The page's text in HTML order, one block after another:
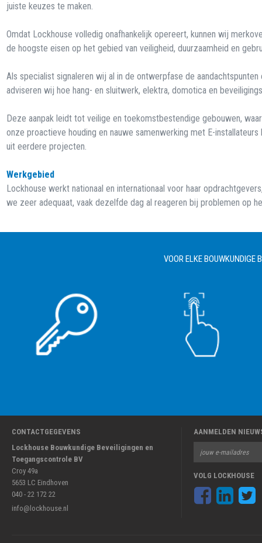
juiste keuzes te maken.
Omdat Lockhouse volledig onafhankelijk opereert, kunnen wij
de hoogste eisen op het gebied van veiligheid, duurzaamheid en
Als specialist signaleren wij al in de ontwerpfase de
adviseren wij hoe hang- en sluitwerk, elektra, domotica en
Deze aanpak leidt tot veilige en toekomstbestendige gebouwen,
onze proactieve houding en nauwe samenwerking met E-
uit eerdere projecten.
Werkgebied
Lockhouse werkt nationaal en internationaal voor haar
we zeer adequaat, vaak dezelfde dag al reageren bij problemen op
VOOR ELKE BOUWKUNDIGE
CONTACTGEGEVENS
Lockhouse Bouwkundige Beveiligingen en
Toegangscontrole BV
Croy 49a
5653 LC Eindhoven
040 - 22 172 22
info@lockhouse.nl
AANMELDEN
VOLG LOCKHOUSE